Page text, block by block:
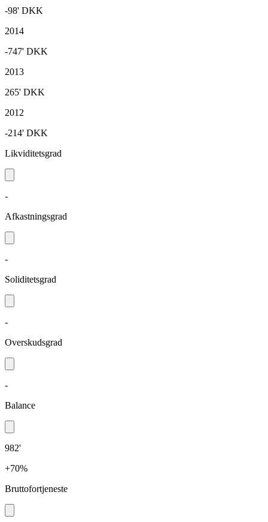
-98' DKK
2014
-747' DKK
2013
265' DKK
2012
-214' DKK
Likviditetsgrad
-
Afkastningsgrad
-
Soliditetsgrad
-
Overskudsgrad
-
Balance
982'
+70%
Bruttofortjeneste